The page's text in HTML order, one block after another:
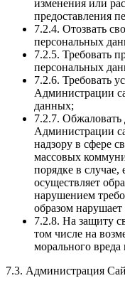
изменения или
предоставления
7.2.4. Отозвать
персональных
7.2.5. Требовать
персональных
7.2.6. Требовать
Администрации
данных;
7.2.7. Обжаловать
Администрации
надзору в сфере
массовых
порядке в случае,
осуществляет
нарушением
образом
7.2.8. На защиту
том числе на
морального вреда
7.3. Администрация